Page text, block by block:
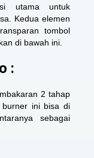
utama untuk
Kedua elemen
tombol
di bawah ini.
:
2 tahap
burner ini bisa di
sebagai